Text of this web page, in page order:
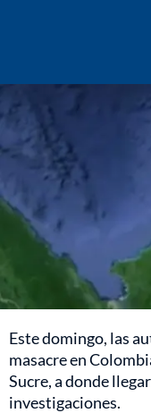
Este domingo, las
masacre en
Sucre, a donde
investigaciones.